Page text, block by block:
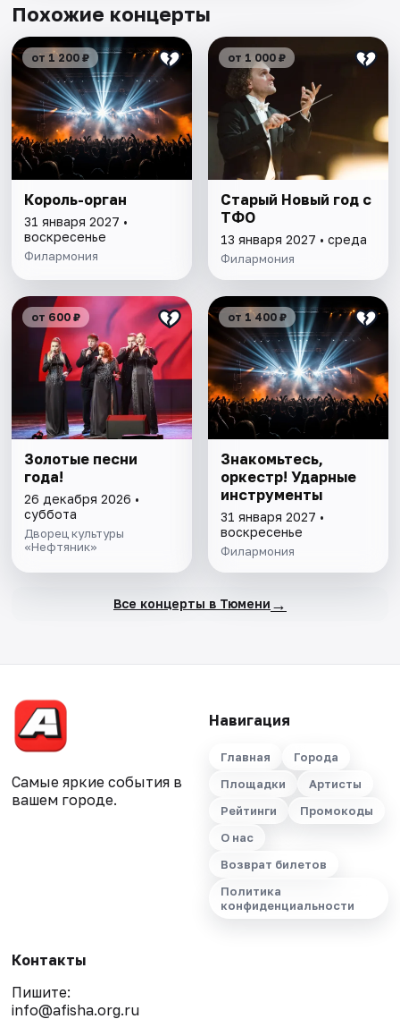
Похожие концерты
от 1 200 ₽
Король-орган
31 января 2027 •
воскресенье
Филармония
от 1 000 ₽
Старый Новый год с
ТФО
13 января 2027 • среда
Филармония
от 600 ₽
Золотые песни
года!
26 декабря 2026 •
суббота
Дворец культуры
«Нефтяник»
от 1 400 ₽
Знакомьтесь,
оркестр! Ударные
инструменты
31 января 2027 •
воскресенье
Филармония
Все концерты в Тюмени →
Самые яркие события в
вашем городе.
Навигация
Главная
Города
Площадки
Артисты
Рейтинги
Промокоды
О нас
Возврат билетов
Политика
конфиденциальности
Контакты
Пишите:
info@afisha.org.ru